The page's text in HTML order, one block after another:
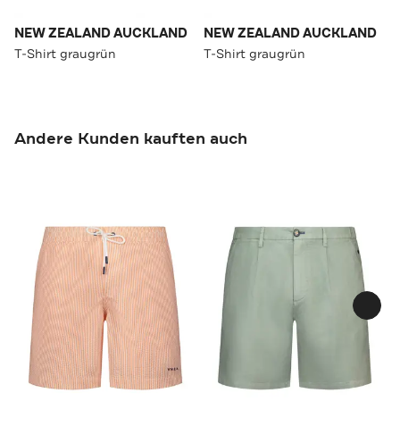
NEW ZEALAND AUCKLAND
T-Shirt graugrün
NEW ZEALAND AUCKLAND
T-Shirt graugrün
Andere Kunden kauften auch